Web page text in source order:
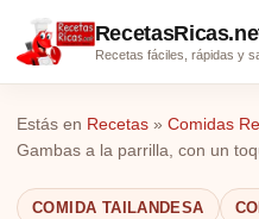
Recetas fáciles, rápidas y
Estás en Recetas » Comidas
Gambas a la parrilla, con un
COMIDA TAILANDESA